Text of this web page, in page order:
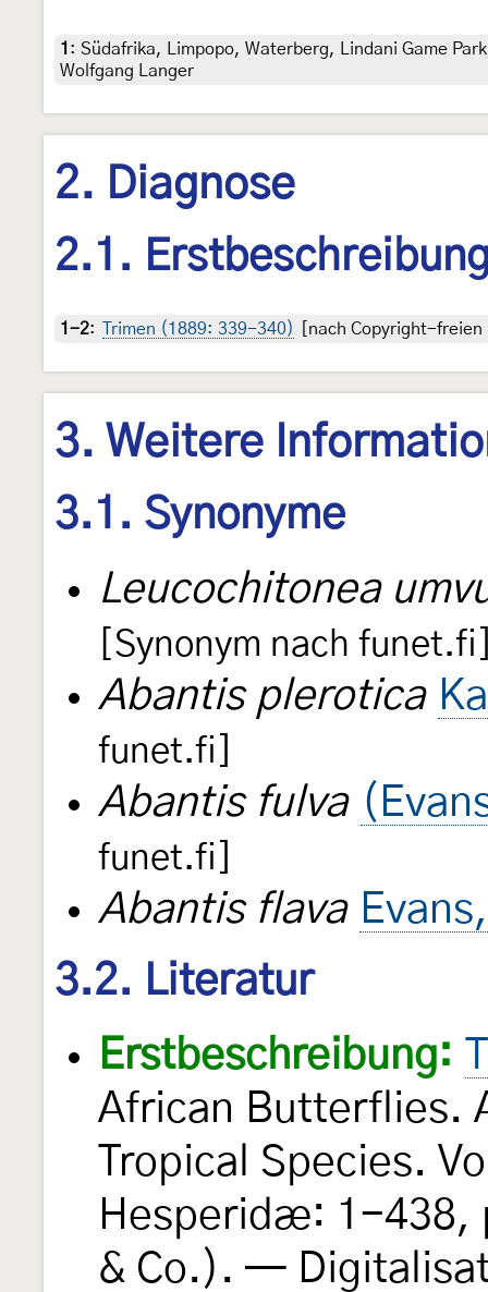
1 : Südafrika, Limpopo, Waterberg, Lindani Game
Wolfgang Langer
2. Diagnose
2.1.
1-2: Trimen (1889: 339-340) [nach Copyright-
3. Weitere
3.1. Synonyme
Leucochitonea
[Synonym nach
Abantis plerotica
funet.fi]
Abantis fulva
funet.fi]
Abantis flava
3.2. Literatur
Erstbeschreibung:
African Butterflies.
Tropical Species.
Hesperidæ: 1-438,
& Co.). —